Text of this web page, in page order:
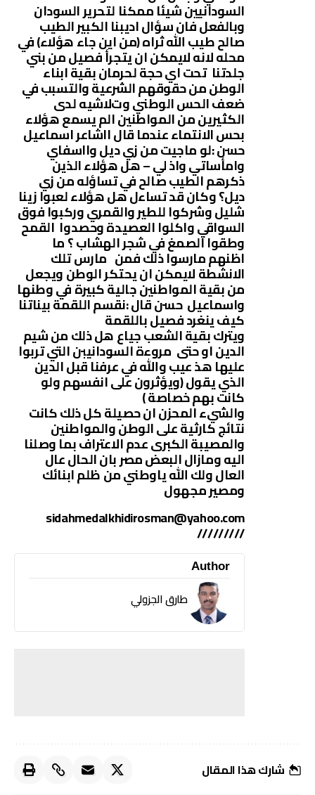
السودانيين شيئا ممكنا لتحرير السودان
وبالفعل فان سؤال اديبنا الكبير الطيب
صالح طيب الله ثراه (من اين جاء هؤﻻء) في
محله ﻻنه ﻻيمكن ان يتجرأ فصيل من بني
جلدتنا تحت اي حجة لحرمان بقية ابناء
الوطن من حقوقهم الشرعية والتسبب في
ضعف الحس الوطني وتﻻشيه لدى
الكثيرين من المواطنين الم يسمع هؤﻻء
بحس اﻻنتماء عندما قال ااشاعر اسماعيل
حسن :لو ماجيت من زي ديل وااسفاي
وامأساتي واذ لي – هل هؤﻻء الذين
ذكرهم الطيب صالح في تساؤله من زي
ديل؟ وكان قد تساءل هل هؤﻻء لعبوا زينا
شليل وشركوا للطير والقمري وركبوا فوق
السواقي واكلوا العصيدة وحصدوا القمح
وطقوا الصمغ في شجر الهشاب ؟ ما
اظنهم مارسوا ذلك فمن مارس تلك
اﻻنشطة ﻻيمكن ان يحتكر الوطن ويجعل
من بقية المواطنين جالية كبيرة في وطنها
واسماعيل حسن قال :نقسم اللقمة بيناتنا
كيف ينغرد فصيل باللقمة
ويترك بقية الشعب جياع هل ذلك من شيم
الدين او حتى مروءة السودانيبن التي تربوا
عليها هذ عيب والله في عرفنا قبل الدين
الذي يقول (ويؤثرون على انفسهم ولو
كانت بهم خصاصة )
والشيء المحزن ان حصيلة كل ذلك كانت
نتائج كارثية على الوطن والمواطنين
والمصيبة الكبرى عدم اﻻعتراف بما وصلنا
اليه ومازال البعض مصر بان الحال عال
العال ولك الله ياوطني من ظلم ابنائك
ومصير مجهول
sidahmedalkhidirosman@yahoo.com
/////////
Author
طارق الجزولي
شارك هذا المقال